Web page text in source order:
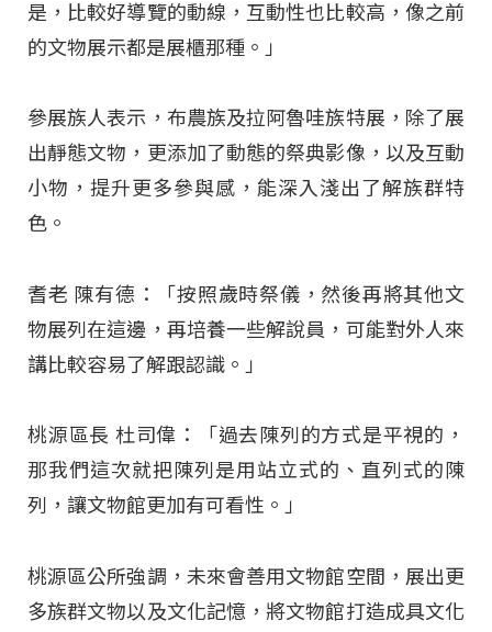
是，比較好導覽的動線，互動性也比較高，像之前
的文物展示都是展櫃那種。」
參展族人表示，布農族及拉阿魯哇族特展，除了展
出靜態文物，更添加了動態的祭典影像，以及互動
小物，提升更多參與感，能深入淺出了解族群特
色。
耆老 陳有德：「按照歲時祭儀，然後再將其他文
物展列在這邊，再培養一些解說員，可能對外人來
講比較容易了解跟認識。」
桃源區長 杜司偉：「過去陳列的方式是平視的，
那我們這次就把陳列是用站立式的、直列式的陳
列，讓文物館更加有可看性。」
桃源區公所強調，未來會善用文物館空間，展出更
多族群文物以及文化記憶，將文物館打造成具文化